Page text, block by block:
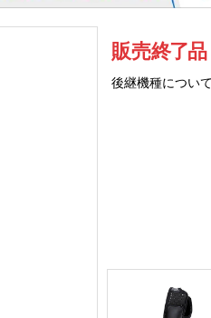
販売終了品
後継機種につい